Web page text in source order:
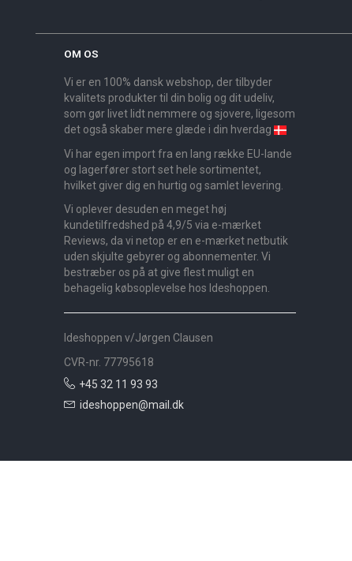
OM OS
Vi er en 100% dansk webshop, der tilbyder
kvalitets produkter til din bolig og dit udeliv,
som gør livet lidt nemmere og sjovere, ligesom
det også skaber mere glæde i din hverdag
Vi har egen import fra en lang række EU-lande
og lagerfører stort set hele sortimentet,
hvilket giver dig en hurtig og samlet levering.
Vi oplever desuden en meget høj
kundetilfredshed på 4,9/5 via e-mærket
Reviews, da vi netop er en e-mærket netbutik
uden skjulte gebyrer og abonnementer. Vi
bestræber os på at give flest muligt en
behagelig købsoplevelse hos Ideshoppen.
Ideshoppen v/Jørgen Clausen
CVR-nr. 77795618
+45 32 11 93 93
ideshoppen@mail.dk